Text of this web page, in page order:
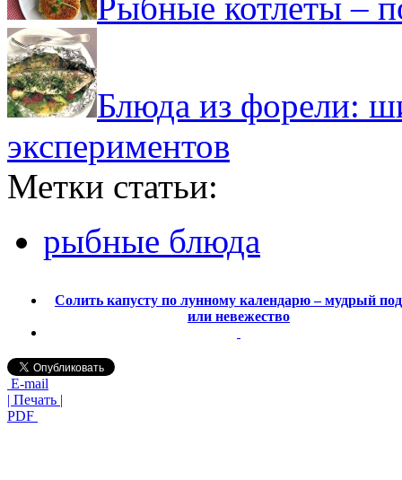
Блюда из форели:
экспериментов
Метки статьи:
рыбные блюда
Солить капусту по лунному календарю – мудрый
или невежество
E-mail
| Печать |
PDF